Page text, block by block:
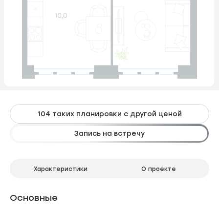
104 таких планировки с другой ценой
Запись на встречу
Характеристики О проекте
Основные